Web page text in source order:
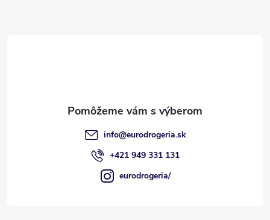
info@eurodrogeria.sk
+421 949 331 131
eurodrogeria/